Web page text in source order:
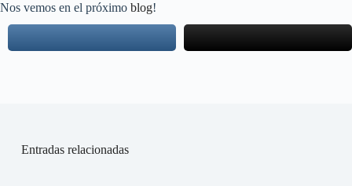
Nos vemos en el próximo blog!
Entradas relacionadas